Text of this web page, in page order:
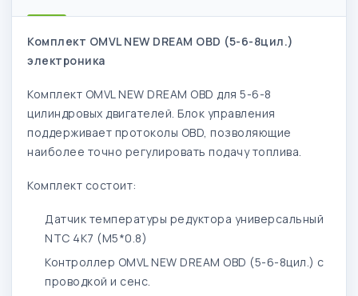
Комплект OMVL NEW DREAM OBD (5-6-8цил.)
электроника​
Комплект OMVL NEW DREAM OBD для 5-6-8
цилиндровых двигателей. Блок управления
поддерживает протоколы OBD, позволяющие
наиболее точно регулировать подачу топлива.
Комплект состоит:
Датчик температуры редуктора универсальный
NTC 4K7 (М5*0.8)
Контроллер OMVL NEW DREAM OBD (5-6-8цил.) с
проводкой и сенс.